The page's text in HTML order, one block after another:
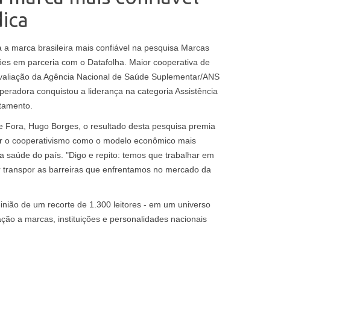
a marca brasileira mais confiável na pesquisa Marcas
em parceria com o Datafolha. Maior cooperativa de
da Agência Nacional de Saúde Suplementar/ANS
conquistou a liderança na categoria Assistência
Fora, Hugo Borges, o resultado desta pesquisa premia
cooperativismo como o modelo econômico mais
saúde do país. "Digo e repito: temos que trabalhar em
as barreiras que enfrentamos no mercado da
de um recorte de 1.300 leitores - em um universo
a marcas, instituições e personalidades nacionais